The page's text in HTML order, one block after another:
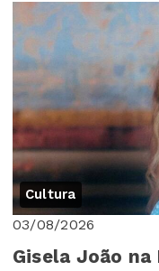
Cultura
03/08/2026
Gisela João na